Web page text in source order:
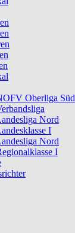
Oberliga Süd
Nord
I
Nord
I